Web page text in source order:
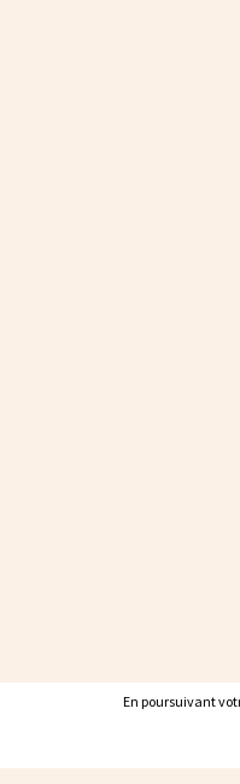
En poursuivant
En poursuivant